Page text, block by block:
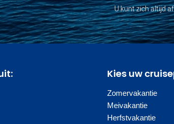
U kunt zich altijd
Kies uw
Zomervakantie
Meivakantie
Herfstvakantie